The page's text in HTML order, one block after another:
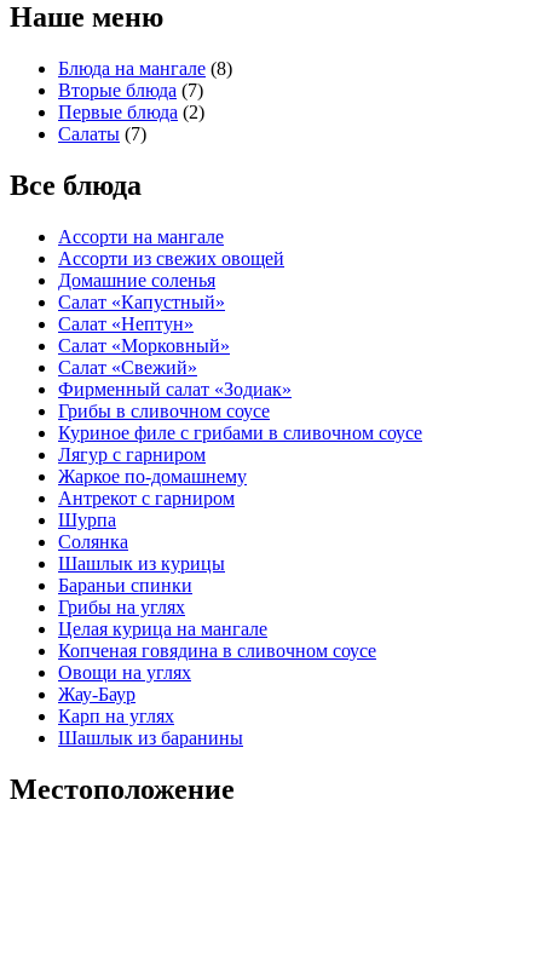
Наше меню
Блюда на мангале (8)
Вторые блюда (7)
Первые блюда (2)
Салаты (7)
Все блюда
Ассорти на мангале
Ассорти из свежих овощей
Домашние соленья
Салат «Капустный»
Салат «Нептун»
Салат «Морковный»
Салат «Свежий»
Фирменный салат «Зодиак»
Грибы в сливочном соусе
Куриное филе с грибами в сливочном соусе
Лягур с гарниром
Жаркое по-домашнему
Антрекот с гарниром
Шурпа
Солянка
Шашлык из курицы
Бараньи спинки
Грибы на углях
Целая курица на мангале
Копченая говядина в сливочном соусе
Овощи на углях
Жау-Баур
Карп на углях
Шашлык из баранины
Местоположение